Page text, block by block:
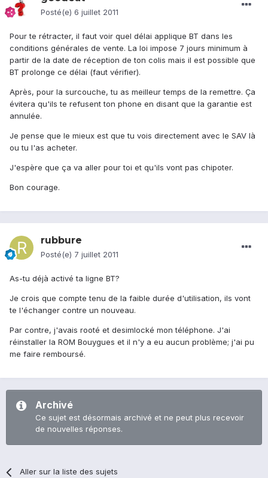
Posté(e) 6 juillet 2011
Pour te rétracter, il faut voir quel délai applique BT dans les
conditions générales de vente. La loi impose 7 jours minimum à
partir de la date de réception de ton colis mais il est possible que
BT prolonge ce délai (faut vérifier).
Après, pour la surcouche, tu as meilleur temps de la remettre. Ça
évitera qu'ils te refusent ton phone en disant que la garantie est
annulée.
Je pense que le mieux est que tu vois directement avec le SAV là
ou tu l'as acheter.
J'espère que ça va aller pour toi et qu'ils vont pas chipoter.
Bon courage.
rubbure
Posté(e) 7 juillet 2011
As-tu déjà activé ta ligne BT?
Je crois que compte tenu de la faible durée d'utilisation, ils vont
te l'échanger contre un nouveau.
Par contre, j'avais rooté et desimlocké mon téléphone. J'ai
réinstaller la ROM Bouygues et il n'y a eu aucun problème; j'ai pu
me faire remboursé.
Archivé
Ce sujet est désormais archivé et ne peut plus recevoir
de nouvelles réponses.
Aller sur la liste des sujets